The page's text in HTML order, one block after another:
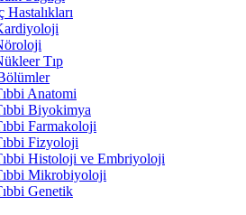
Hastalıkları
Tıp
Anatomi
Biyokimya
Farmakoloji
Fizyoloji
Histoloji ve Embriyoloji
Mikrobiyoloji
Genetik